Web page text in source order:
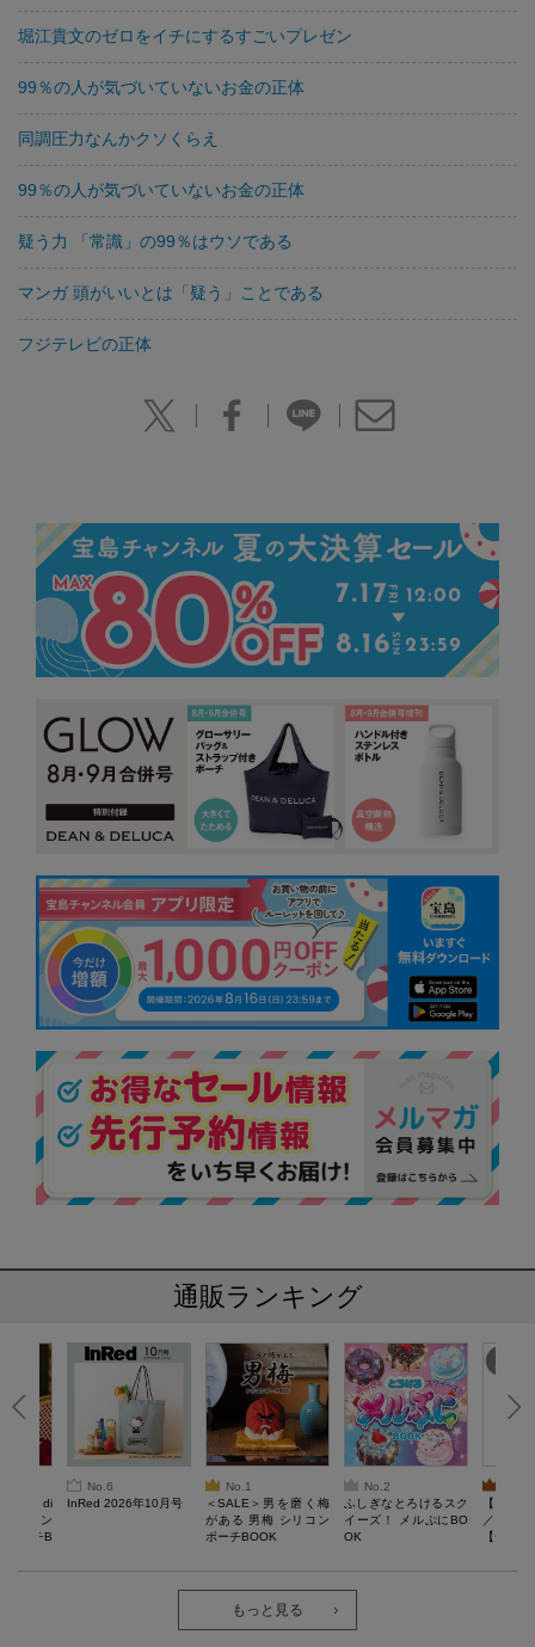
堀江貴文のゼロをイチにするすごいプレゼン
99％の人が気づいていないお金の正体
同調圧力なんかクソくらえ
99％の人が気づいていないお金の正体
疑う力 「常識」の99％はウソである
マンガ 頭がいいとは「疑う」ことである
フジテレビの正体
通販ランキング
di
ティン
ポーチB
No.6
InRed 2026年10月号
No.1
＜SALE＞男を磨く梅
がある 男梅 シリコン
ポーチBOOK
No.2
ふしぎなとろけるスク
イーズ！ メルぷにBO
OK
【
／Lサイ
【一般
ウェア
もっと見る